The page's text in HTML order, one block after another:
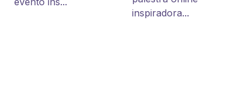
inspiradora...